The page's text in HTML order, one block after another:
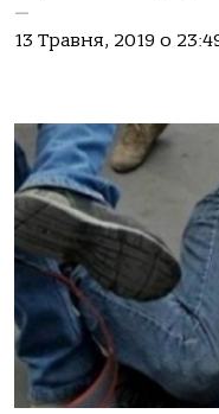
—
13 Травня, 2019 о